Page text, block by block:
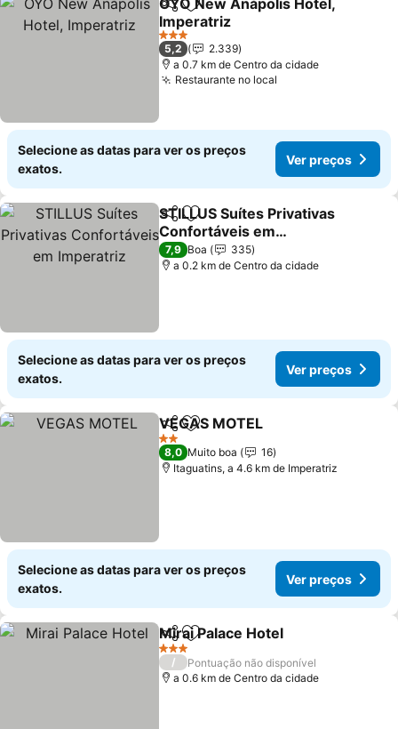
PartilharAdicionar aos favoritos
OYO New Anápolis Hotel,
Imperatriz
Ver preços
3 Estrelas
5,2
2.339
a 0.7 km de Centro da cidade
Restaurante no local
Selecione as datas para ver os preços
exatos.
Ver preços
PartilharAdicionar aos favoritos
STILLUS Suítes Privativas
Confortáveis em
Imperatriz
Ver preços
7,9 Boa
335
a 0.2 km de Centro da cidade
Selecione as datas para ver os preços
exatos.
Ver preços
PartilharAdicionar aos favoritos
VEGAS MOTEL
2 Estrelas
8,0 Muito boa
16
Itaguatins, a 4.6 km de Imperatriz
Selecione as datas para ver os preços
exatos.
Ver preços
PartilharAdicionar aos favoritos
Mirai Palace Hotel
3 Estrelas
/
Pontuação não disponível
a 0.6 km de Centro da cidade